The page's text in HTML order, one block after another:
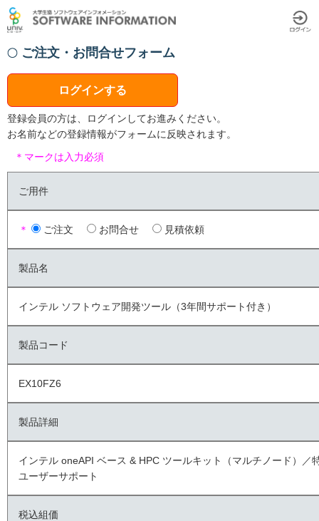
ご注文・お問合せフォーム
ログインする
登録会員の方は、ログインしてお進みください。
お名前などの登録情報がフォームに反映されます。
＊マークは入力必須
ご用件
＊ ご注文 お問合せ 見積依頼
製品名
インテル ソフトウェア開発ツール（3年間サポート付き）
製品コード
EX10FZ6
製品詳細
インテル oneAPI ベース & HPC ツールキット（マルチノード）／
ユーザーサポート
税込組価